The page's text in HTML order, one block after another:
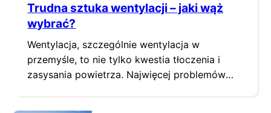
Trudna sztuka wentylacji – jaki wąż
wybrać?
Wentylacja, szczególnie wentylacja w
przemyśle, to nie tylko kwestia tłoczenia i
zasysania powietrza. Najwięcej problemów